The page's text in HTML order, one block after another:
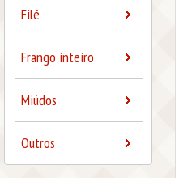
Filé
Frango inteiro
Miúdos
Outros